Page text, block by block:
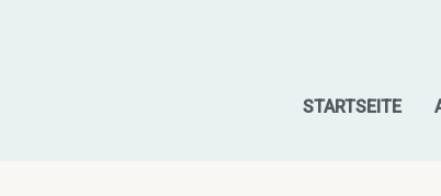
STARTSEITE